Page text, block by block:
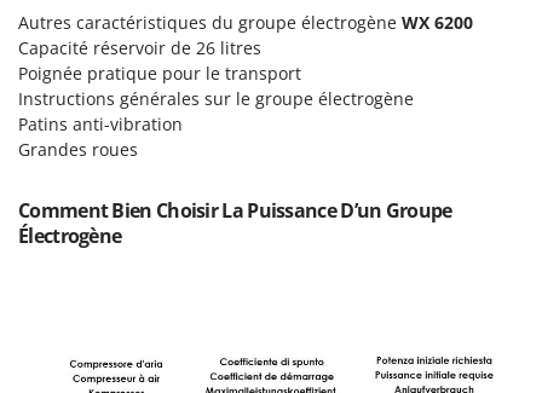
Partisani
Paterlini
Philips
Pramac
Prismafood
R
R.G.V.
Resto Italia
Autres caractéristiques du groupe électrogène WX 6200
Capacité réservoir de 26 litres
Poignée pratique pour le transport
Instructions générales sur le groupe électrogène
Patins anti-vibration
Grandes roues
Comment Bien Choisir La Puissance D’un Groupe
Électrogène